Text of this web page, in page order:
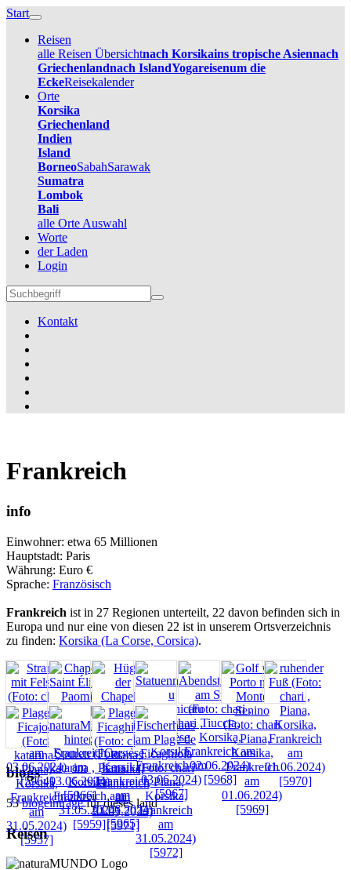
Start
Reisen
alle Reisen Übersichtnach Korsikains tropische Asiennach
Griechenlandnach IslandYogareisenum die
EckeReisekalender
Orte
Korsika
Griechenland
Indien
Island
BorneoSabahSarawak
Sumatra
Lombok
Bali
alle Orte Auswahl
Worte
der Laden
Login
Kontakt
Frankreich
info
Einwohner: etwa 65 Millionen
Hauptstadt: Paris
Währung: Euro €
Sprache: Französisch
Frankreich ist in 27 Regionen unterteilt, 22 davon befinden sich in
Europa und nur eine von diesen 22 ist in unserem Ortsverzeichnis
zu finden: Korsika (La Corse, Corsica).
blogs
53blogeinträgefür dieses land
Reisen